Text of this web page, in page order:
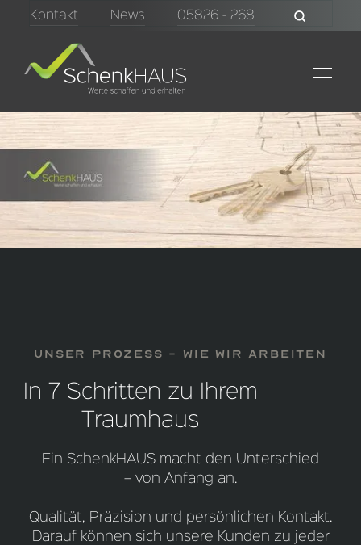
Kontakt News 05826 - 268
unser prozess - Wie wir arbeiten
In 7 Schritten zu Ihrem
Traumhaus
Ein SchenkHAUS macht den Unterschied
– von Anfang an.
Qualität, Präzision und persönlichen Kontakt.
Darauf können sich unsere Kunden zu jeder